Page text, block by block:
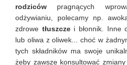
rodziców pragnących
odżywianiu, polecamy np.
zdrowe tłuszczei błonnik. Inne
lub oliwa z oliwek... choć w
tych składników ma swoje
żeby zawsze konsultować